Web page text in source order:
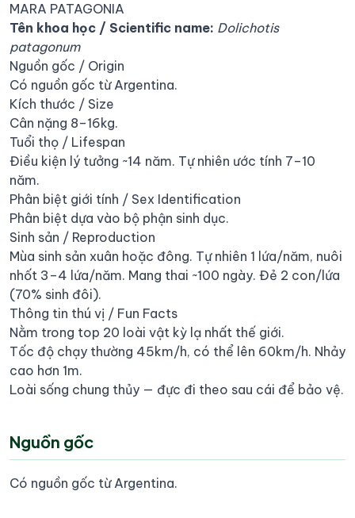
MARA PATAGONIA
Tên khoa học / Scientific name: Dolichotis
patagonum
Nguồn gốc / Origin
Có nguồn gốc từ Argentina.
Kích thước / Size
Cân nặng 8–16kg.
Tuổi thọ / Lifespan
Điều kiện lý tưởng ~14 năm. Tự nhiên ước tính 7–10
năm.
Phân biệt giới tính / Sex Identification
Phân biệt dựa vào bộ phận sinh dục.
Sinh sản / Reproduction
Mùa sinh sản xuân hoặc đông. Tự nhiên 1 lứa/năm, nuôi
nhốt 3–4 lứa/năm. Mang thai ~100 ngày. Đẻ 2 con/lứa
(70% sinh đôi).
Thông tin thú vị / Fun Facts
Nằm trong top 20 loài vật kỳ lạ nhất thế giới.
Tốc độ chạy thường 45km/h, có thể lên 60km/h. Nhảy
cao hơn 1m.
Loài sống chung thủy — đực đi theo sau cái để bảo vệ.
Nguồn gốc
Có nguồn gốc từ Argentina.